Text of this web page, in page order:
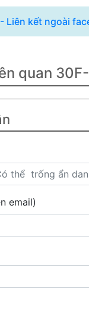
Liên kết ngoài
quan
email)